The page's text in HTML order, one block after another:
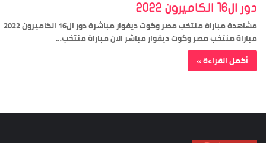
دور ال16 الكاميرون 2022
مشاهدة مباراة منتخب مصر وكوت ديفوار مباشرة دور ال16 الكاميرون 2022
مباراة منتخب مصر وكوت ديفوار مباشر الان مباراة منتخب…
أكمل القراءة »